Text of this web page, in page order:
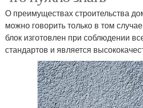
О преимуществах строительства
можно говорить только в том
блок изготовлен при соблюдении
стандартов и является